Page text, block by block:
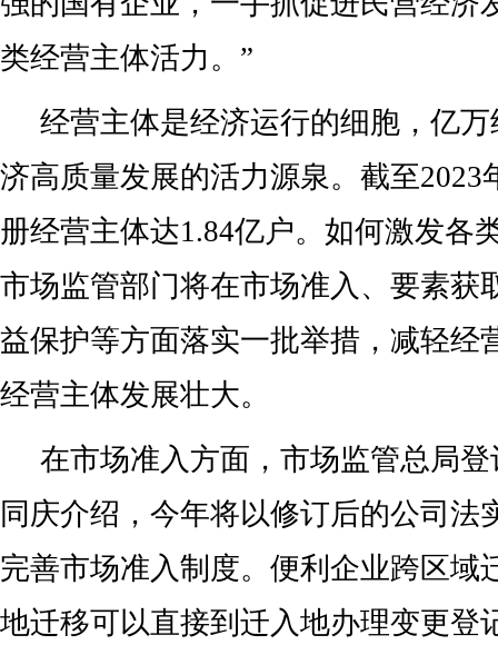
类经营主体活力。”
经营主体是经济运行的细胞，亿
济高质量发展的活力源泉。截至2023
册经营主体达1.84亿户。如何激发各
市场监管部门将在市场准入、要素获
益保护等方面落实一批举措，减轻经
经营主体发展壮大。
在市场准入方面，市场监管总局
同庆介绍，今年将以修订后的公司法
完善市场准入制度。便利企业跨区域
地迁移可以直接到迁入地办理变更登